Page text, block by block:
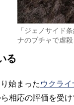
「ジェノサイド
ナのブチャで虐
る
始まった ウクラ
相応の評価を受